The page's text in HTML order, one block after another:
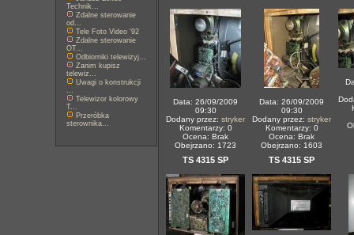
Technik...
Zdalne sterowanie
od...
Tele Foto Video '92
Zdalne sterowanie
OT...
Odbiorniki telewizyj...
Zanim kupisz
telewiz...
Uwagi o konstrukcji
...
Telewizor kolorowy
T...
Przeróbka
sterownika...
Data: 26/09/2009
09:30
Dodany przez: stryker
Komentarzy: 0
Ocena: Brak
Obejrzano: 1723
Data: 26/09/2009
09:30
Dodany przez: stryker
Komentarzy: 0
Ocena: Brak
Obejrzano: 1603
TS 4315 SP TS 4315 SP